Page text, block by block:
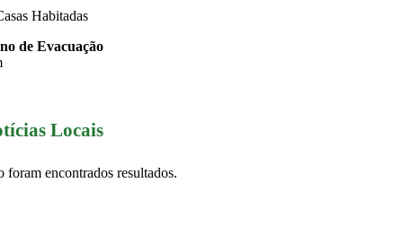
de Evacuação
Locais
foram encontrados resultados.